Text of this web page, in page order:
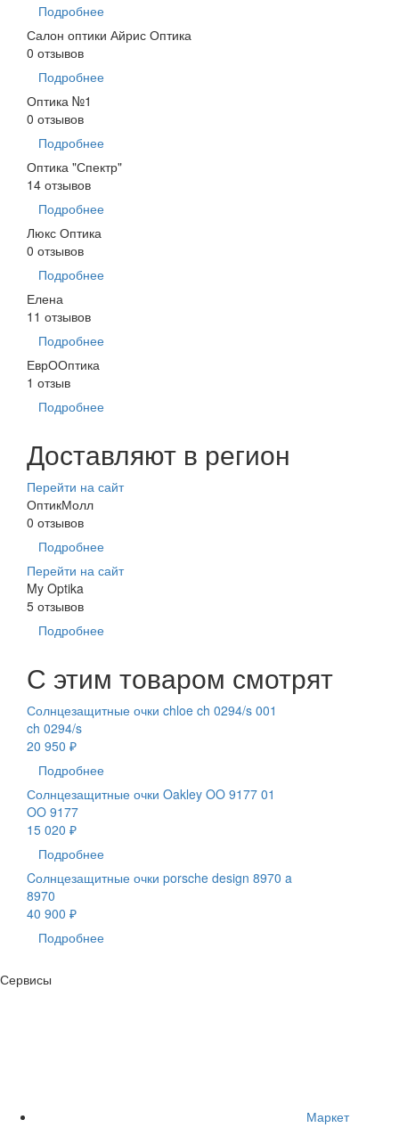
Подробнее
Салон оптики Айрис Оптика
0 отзывов
Подробнее
Оптика №1
0 отзывов
Подробнее
Оптика "Спектр"
14 отзывов
Подробнее
Люкс Оптика
0 отзывов
Подробнее
Елена
11 отзывов
Подробнее
ЕврООптика
1 отзыв
Подробнее
Доставляют в регион
Перейти на сайт
ОптикМолл
0 отзывов
Подробнее
Перейти на сайт
My Optika
5 отзывов
Подробнее
С этим товаром смотрят
Солнцезащитные очки chloe ch 0294/s 001
ch 0294/s
20 950 ₽
Подробнее
Солнцезащитные очки Oakley OO 9177 01
OO 9177
15 020 ₽
Подробнее
Cолнцезащитные очки porsche design 8970 a
8970
40 900 ₽
Подробнее
Сервисы
Маркет